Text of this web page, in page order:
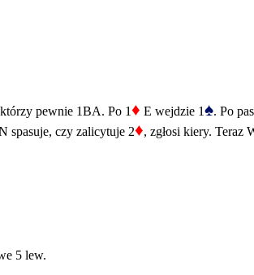
pewnie 1BA. Po 1♦ E wejdzie 1♠. Po
spasuje, czy zalicytuje 2♦, zgłosi kiery. Teraz
5 lew.